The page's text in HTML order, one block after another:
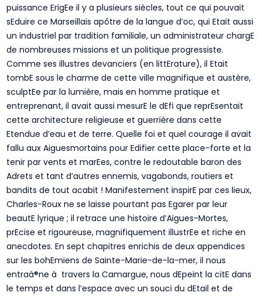
puissance ErigEe il y a plusieurs siècles, tout ce qui pouvait
sEduire ce Marseillais apôtre de la langue d’oc, qui Etait aussi
un industriel par tradition familiale, un administrateur chargE
de nombreuses missions et un politique progressiste.
Comme ses illustres devanciers (en littErature), il Etait
tombE sous le charme de cette ville magnifique et austère,
sculptEe par la lumière, mais en homme pratique et
entreprenant, il avait aussi mesurE le dEfi que reprEsentait
cette architecture religieuse et guerrière dans cette
Etendue d’eau et de terre. Quelle foi et quel courage il avait
fallu aux Aiguesmortains pour Edifier cette place-forte et la
tenir par vents et marEes, contre le redoutable baron des
Adrets et tant d’autres ennemis, vagabonds, routiers et
bandits de tout acabit ! Manifestement inspirE par ces lieux,
Charles-Roux ne se laisse pourtant pas Egarer par leur
beautE lyrique ; il retrace une histoire d’Aigues-Mortes,
prEcise et rigoureuse, magnifiquement illustrEe et riche en
anecdotes. En sept chapitres enrichis de deux appendices
sur les bohEmiens de Sainte-Marie-de-la-mer, il nous
entraà®ne à travers la Camargue, nous dEpeint la citE dans
le temps et dans l’espace avec un souci du dEtail et de